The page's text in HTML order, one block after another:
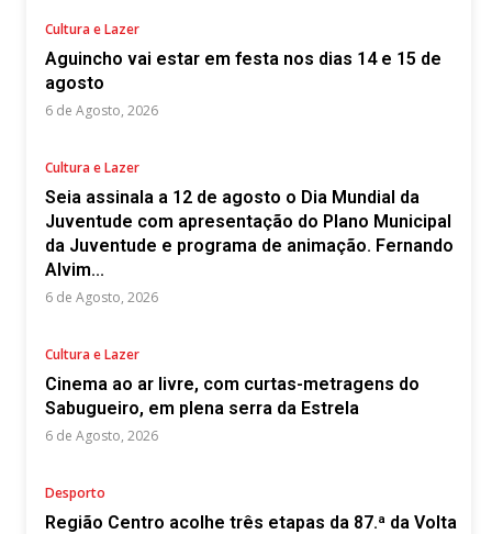
Cultura e Lazer
Aguincho vai estar em festa nos dias 14 e 15 de
agosto
6 de Agosto, 2026
Cultura e Lazer
Seia assinala a 12 de agosto o Dia Mundial da
Juventude com apresentação do Plano Municipal
da Juventude e programa de animação. Fernando
Alvim...
6 de Agosto, 2026
Cultura e Lazer
Cinema ao ar livre, com curtas-metragens do
Sabugueiro, em plena serra da Estrela
6 de Agosto, 2026
Desporto
Região Centro acolhe três etapas da 87.ª da Volta